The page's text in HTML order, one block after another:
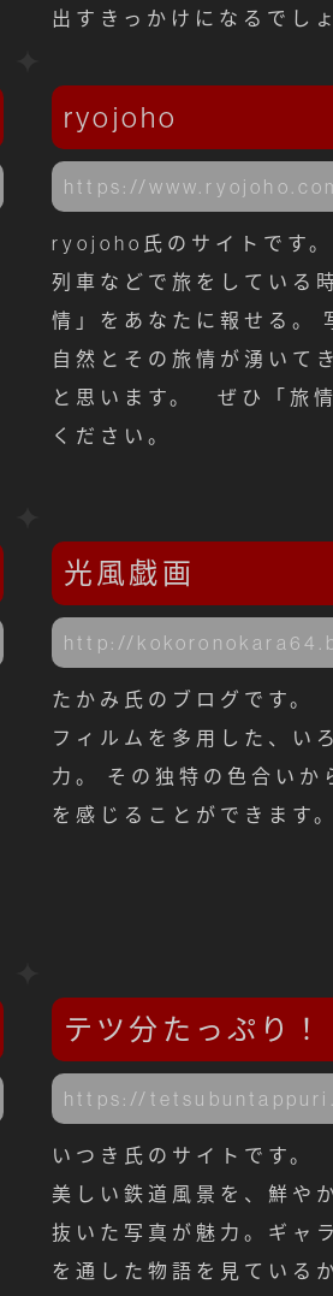
出すきっかけになるでし
ryojoho
https://
ryojoho氏のサイトです。
列車などで旅をしている
情」をあなたに報せる。
自然とその旅情が湧いて
と思います。 ぜひ「旅
ください。
光風戯画
http://
たかみ氏のブログです。
フィルムを多用した、い
力。 その独特の色合いか
を感じることができます。
テツ分たっぷり！
https://
いつき氏のサイトです。
美しい鉄道風景を、鮮や
抜いた写真が魅力。ギャ
を通した物語を見ている